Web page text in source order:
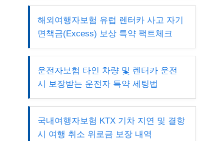
해외여행자보험 유럽 렌터카 사고 자기
면책금(Excess) 보상 특약 팩트체크
운전자보험 타인 차량 및 렌터카 운전
시 보장받는 운전자 특약 세팅법
국내여행자보험 KTX 기차 지연 및 결항
시 여행 취소 위로금 보장 내역